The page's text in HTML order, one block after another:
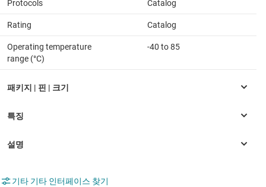
Protocols Catalog
Rating Catalog
Operating temperature
range (°C)
-40 to 85
기타 기타 인터페이스 찾기